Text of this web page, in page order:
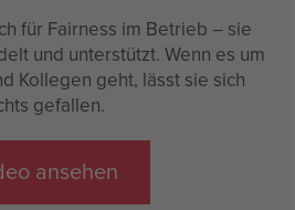
für Fairness im Betrieb – sie
und unterstützt. Wenn es um
Kollegen geht, lässt sie sich
gefallen.
ansehen